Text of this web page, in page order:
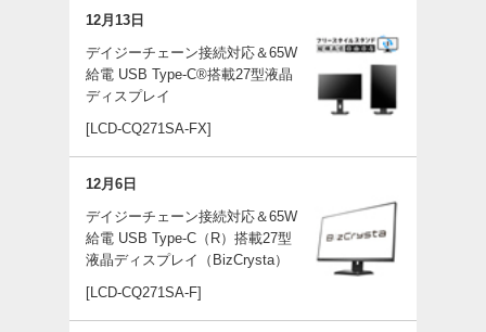
12月13日
デイジーチェーン接続対応＆65W
給電 USB Type-C®搭載27型液晶
ディスプレイ
[LCD-CQ271SA-FX]
12月6日
デイジーチェーン接続対応＆65W
給電 USB Type-C（R）搭載27型
液晶ディスプレイ（BizCrysta）
[LCD-CQ271SA-F]